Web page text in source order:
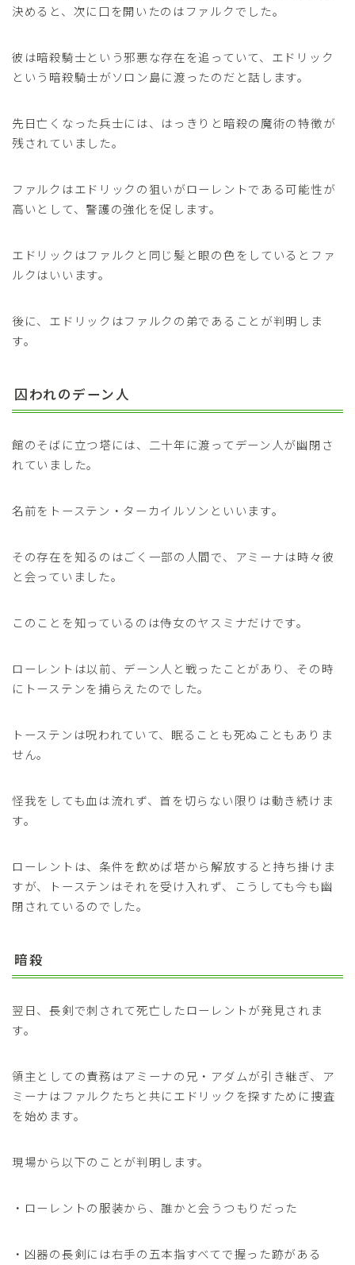
決めると、次に口を開いたのはファルクでした。
彼は暗殺騎士という邪悪な存在を追っていて、エドリック
という暗殺騎士がソロン島に渡ったのだと話します。
先日亡くなった兵士には、はっきりと暗殺の魔術の特徴が
残されていました。
ファルクはエドリックの狙いがローレントである可能性が
高いとして、警護の強化を促します。
エドリックはファルクと同じ髪と眼の色をしているとファ
ルクはいいます。
後に、エドリックはファルクの弟であることが判明しま
す。
囚われのデーン人
館のそばに立つ塔には、二十年に渡ってデーン人が幽閉さ
れていました。
名前をトーステン・ターカイルソンといいます。
その存在を知るのはごく一部の人間で、アミーナは時々彼
と会っていました。
このことを知っているのは侍女のヤスミナだけです。
ローレントは以前、デーン人と戦ったことがあり、その時
にトーステンを捕らえたのでした。
トーステンは呪われていて、眠ることも死ぬこともありま
せん。
怪我をしても血は流れず、首を切らない限りは動き続けま
す。
ローレントは、条件を飲めば塔から解放すると持ち掛けま
すが、トーステンはそれを受け入れず、こうしても今も幽
閉されているのでした。
暗殺
翌日、長剣で刺されて死亡したローレントが発見されま
す。
領主としての責務はアミーナの兄・アダムが引き継ぎ、ア
ミーナはファルクたちと共にエドリックを探すために捜査
を始めます。
現場から以下のことが判明します。
・ローレントの服装から、誰かと会うつもりだった
・凶器の長剣には右手の五本指すべてで握った跡がある